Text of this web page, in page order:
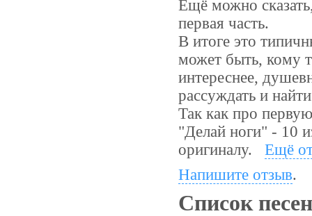
Ещё можно
первая часть.
В итоге это
может быть, кому
интереснее,
рассуждать и
Так как про
"Делай ноги" - 10
оригиналу. Ещё
Напишите отзыв.
Список песен